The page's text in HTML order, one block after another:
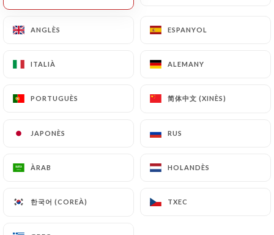
ANGLÈS ESPANYOL
ITALIÀ ALEMANY
PORTUGUÈS 简体中文 (XINÈS)
JAPONÈS RUS
ÀRAB HOLANDÈS
한국어 (COREÀ) TXEC
ANGLÈS ESPANYOL
ITALIÀ ALEMANY
PORTUGUÈS 简体中文 (XINÈS)
JAPONÈS RUS
ÀRAB HOLANDÈS
한국어 (COREÀ) TXEC